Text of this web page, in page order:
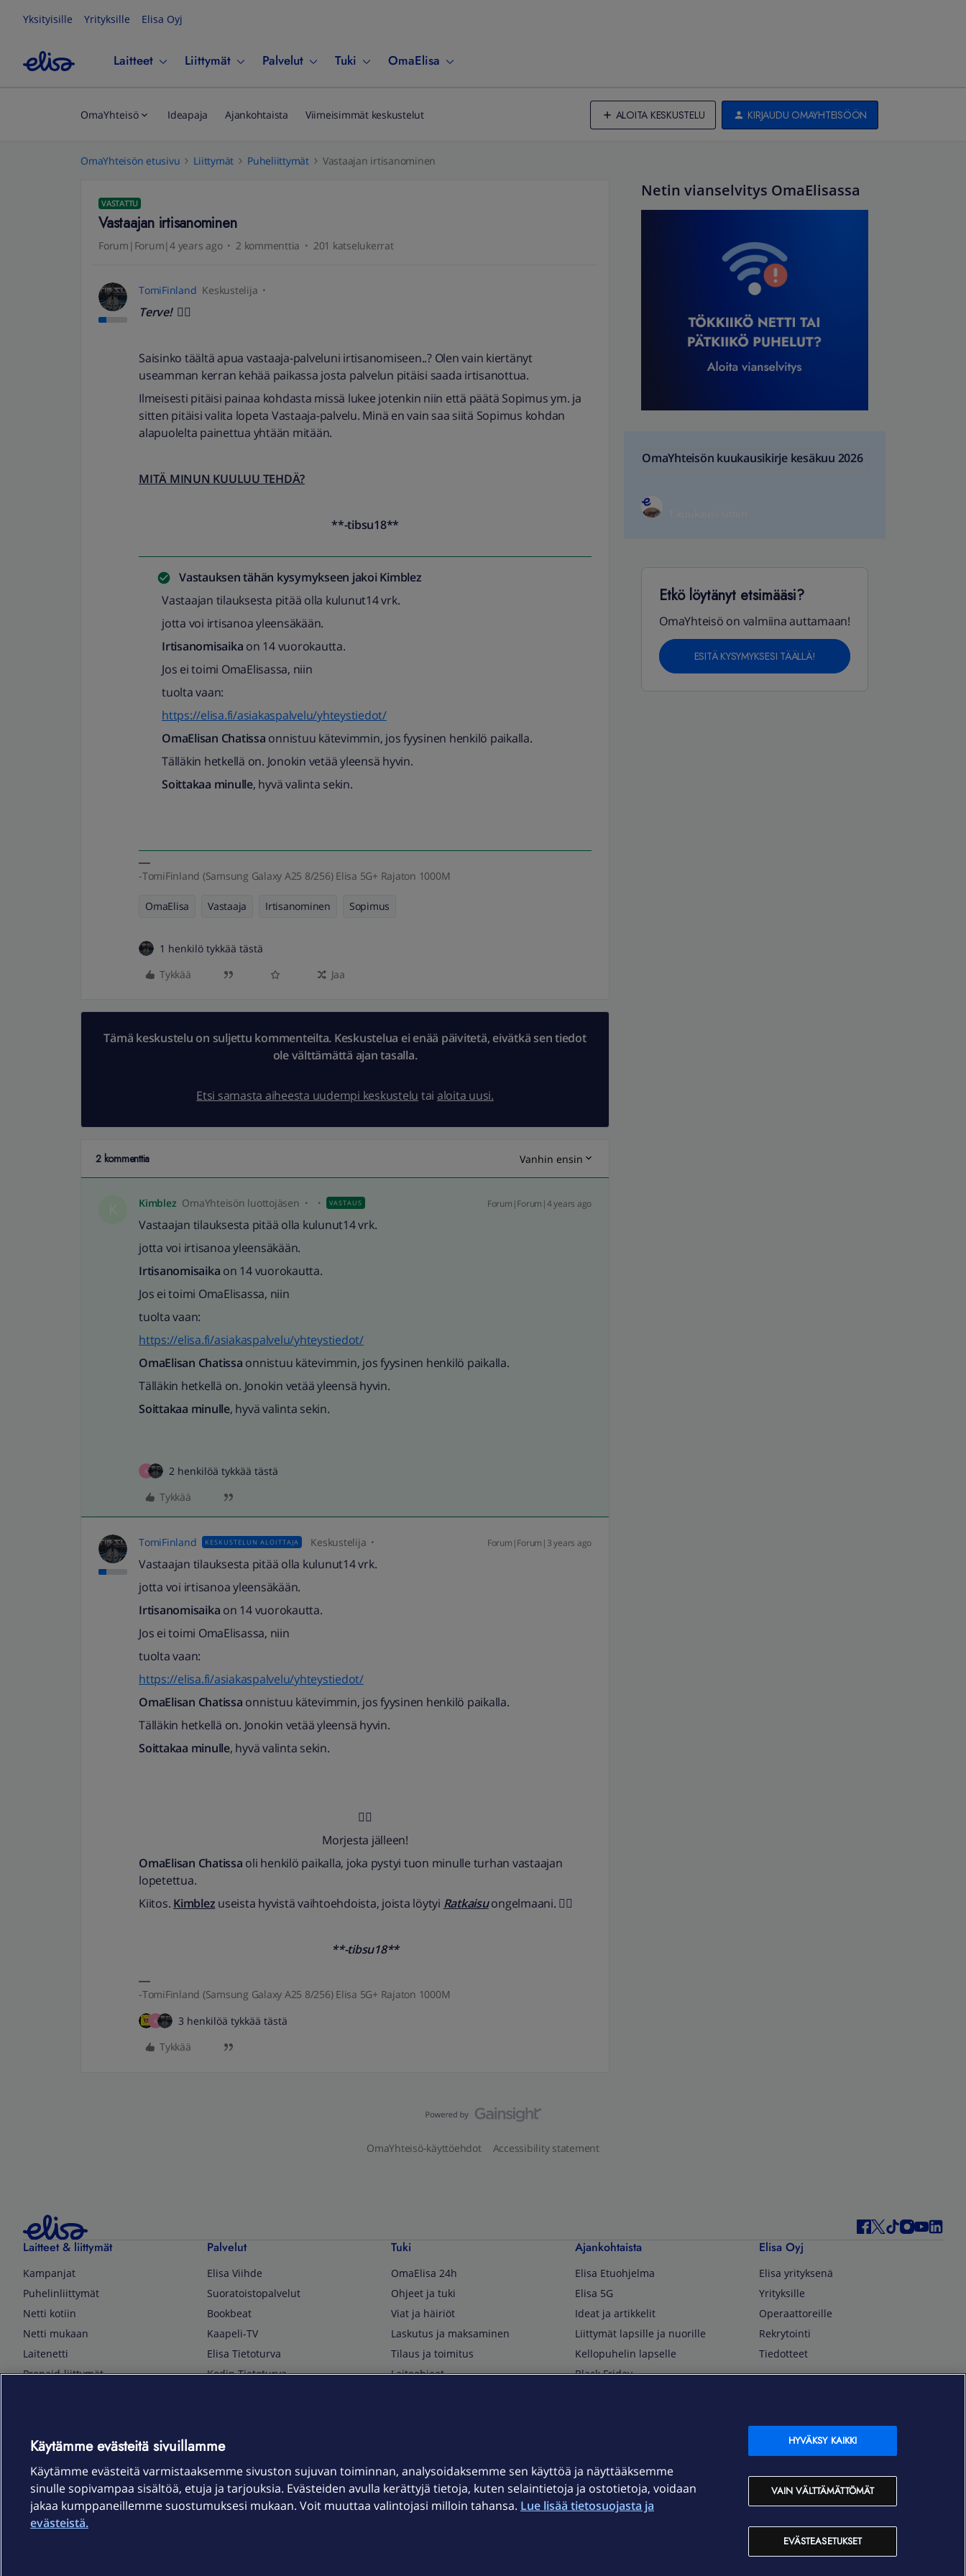
Yksityisille Yrityksille Elisa Oyj
Laitteet Liittymät Palvelut Tuki OmaElisa
OmaYhteisö Ideapaja Ajankohtaista Viimeisimmät keskustelut ALOITA KESKUSTELU KIRJAUDU OMAYHTEISÖÖN
OmaYhteisön etusivu Liittymät Puheliittymät Vastaajan irtisanominen
VASTATTU
Vastaajan irtisanominen
Forum|Forum|4 years ago 2 kommenttia 201 katselukerrat
TomiFinland Keskustelija
Terve! 🖐🏻
Saisinko täältä apua vastaaja-palveluni irtisanomiseen..? Olen vain kiertänyt
useamman kerran kehää paikassa josta palvelun pitäisi saada irtisanottua.
Ilmeisesti pitäisi painaa kohdasta missä lukee jotenkin niin että päätä Sopimus ym. ja
sitten pitäisi valita lopeta Vastaaja-palvelu. Minä en vain saa siitä Sopimus kohdan
alapuolelta painettua yhtään mitään.
MITÄ MINUN KUULUU TEHDÄ?
**-tibsu18**
Vastauksen tähän kysymykseen jakoi Kimblez
Vastaajan tilauksesta pitää olla kulunut14 vrk.
jotta voi irtisanoa yleensäkään.
Irtisanomisaika on 14 vuorokautta.
Jos ei toimi OmaElisassa, niin
tuolta vaan:
https://elisa.fi/asiakaspalvelu/yhteystiedot/
OmaElisan Chatissa onnistuu kätevimmin, jos fyysinen henkilö paikalla.
Tälläkin hetkellä on. Jonokin vetää yleensä hyvin.
Soittakaa minulle, hyvä valinta sekin.
-TomiFinland (Samsung Galaxy A25 8/256) Elisa 5G+ Rajaton 1000M
OmaElisa Vastaaja Irtisanominen Sopimus
1 henkilö tykkää tästä
Tykkää
Jaa
Tämä keskustelu on suljettu kommenteilta. Keskustelua ei enää päivitetä, eivätkä sen tiedot
ole välttämättä ajan tasalla.
Etsi samasta aiheesta uudempi keskustelu tai aloita uusi.
2 kommenttia Vanhin ensin
Kimblez OmaYhteisön luottojäsen VASTAUS Forum|Forum|4 years ago
Vastaajan tilauksesta pitää olla kulunut14 vrk.
jotta voi irtisanoa yleensäkään.
Irtisanomisaika on 14 vuorokautta.
Jos ei toimi OmaElisassa, niin
tuolta vaan:
https://elisa.fi/asiakaspalvelu/yhteystiedot/
OmaElisan Chatissa onnistuu kätevimmin, jos fyysinen henkilö paikalla.
Tälläkin hetkellä on. Jonokin vetää yleensä hyvin.
Soittakaa minulle, hyvä valinta sekin.
K
2 henkilöä tykkää tästä
Tykkää
TomiFinland KESKUSTELUN ALOITTAJA Keskustelija Forum|Forum|3 years ago
Vastaajan tilauksesta pitää olla kulunut14 vrk.
jotta voi irtisanoa yleensäkään.
Irtisanomisaika on 14 vuorokautta.
Jos ei toimi OmaElisassa, niin
tuolta vaan:
https://elisa.fi/asiakaspalvelu/yhteystiedot/
OmaElisan Chatissa onnistuu kätevimmin, jos fyysinen henkilö paikalla.
Tälläkin hetkellä on. Jonokin vetää yleensä hyvin.
Soittakaa minulle, hyvä valinta sekin.
🖐🏻
Morjesta jälleen!
OmaElisan Chatissa oli henkilö paikalla, joka pystyi tuon minulle turhan vastaajan
lopetettua.
Kiitos. Kimblez useista hyvistä vaihtoehdoista, joista löytyi Ratkaisu ongelmaani. 👌🏻
**-tibsu18**
-TomiFinland (Samsung Galaxy A25 8/256) Elisa 5G+ Rajaton 1000M
K
3 henkilöä tykkää tästä
Tykkää
Netin vianselvitys OmaElisassa
OmaYhteisön kuukausikirje kesäkuu 2026
Etkö löytänyt etsimääsi?
OmaYhteisö on valmiina auttamaan!
ESITÄ KYSYMYKSESI TÄÄLLÄ!
OmaYhteisö-käyttöehdot Accessibility statement
Laitteet & liittymät
Kampanjat
Puhelinliittymät
Netti kotiin
Netti mukaan
Laitenetti
Prepaid-liittymät
TV & audio
Kodinkoneet
Kamerat ja dronet
Kellot ja rannekkeet
Palvelut
Elisa Viihde
Suoratoistopalvelut
Bookbeat
Kaapeli-TV
Elisa Tietoturva
Kodin Tietoturva
Elisa Kotiverkko
Elisa Pilvilinna
Elisa Laiteturva
Elisa Rinnakkaisliittymät
Tuki
OmaElisa 24h
Ohjeet ja tuki
Viat ja häiriöt
Laskutus ja maksaminen
Tilaus ja toimitus
Laiteohjeet
Kuuluvuuskartta
Asiakastiedotteet
OmaElisa-sovellus
Ajankohtaista
Elisa Etuohjelma
Elisa 5G
Ideat ja artikkelit
Liittymät lapsille ja nuorille
Kellopuhelin lapselle
Black Friday
Elisa Oyj
Elisa yrityksenä
Yrityksille
Operaattoreille
Rekrytointi
Tiedotteet
OmaElisa Self Service
Moving to Finland
Elisa Corporation
Kundtjänst
OmaElisa självbetjäning
Käytämme evästeitä sivuillamme
Käytämme evästeitä varmistaaksemme sivuston sujuvan toiminnan, analysoidaksemme sen käyttöä ja näyttääksemme
sinulle sopivampaa sisältöä, etuja ja tarjouksia. Evästeiden avulla kerättyjä tietoja, kuten selaintietoja ja ostotietoja, voidaan
jakaa kumppaneillemme suostumuksesi mukaan. Voit muuttaa valintojasi milloin tahansa. Lue lisää tietosuojasta ja
evästeistä.
EVÄSTEASETUKSET
VAIN VÄLTTÄMÄTTÖMÄT
HYVÄKSY KAIKKI